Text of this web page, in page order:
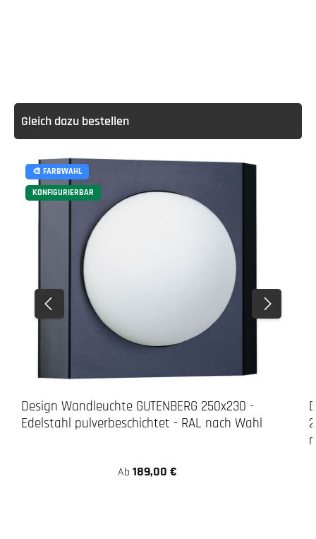
Gleich dazu bestellen
🎨 FARBWAHL
KONFIGURIERBAR
Design Wandleuchte GUTENBERG 250x230 -
Edelstahl pulverbeschichtet - RAL nach Wahl
Ab 189,00 €